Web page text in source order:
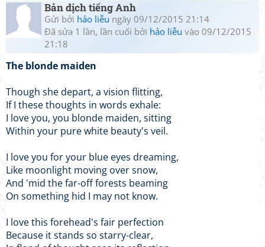
Bản dịch tiếng Anh
Gửi bởi hảo liễu ngày 09/12/2015 21:14
Đã sửa 1 lần, lần cuối bởi hảo liễu vào 09/12/2015
21:18
The blonde maiden
Though she depart, a vision flitting,
If I these thoughts in words exhale:
I love you, you blonde maiden, sitting
Within your pure white beauty's veil.
I love you for your blue eyes dreaming,
Like moonlight moving over snow,
And 'mid the far-off forests beaming
On something hid I may not know.
I love this forehead's fair perfection
Because it stands so starry-clear,